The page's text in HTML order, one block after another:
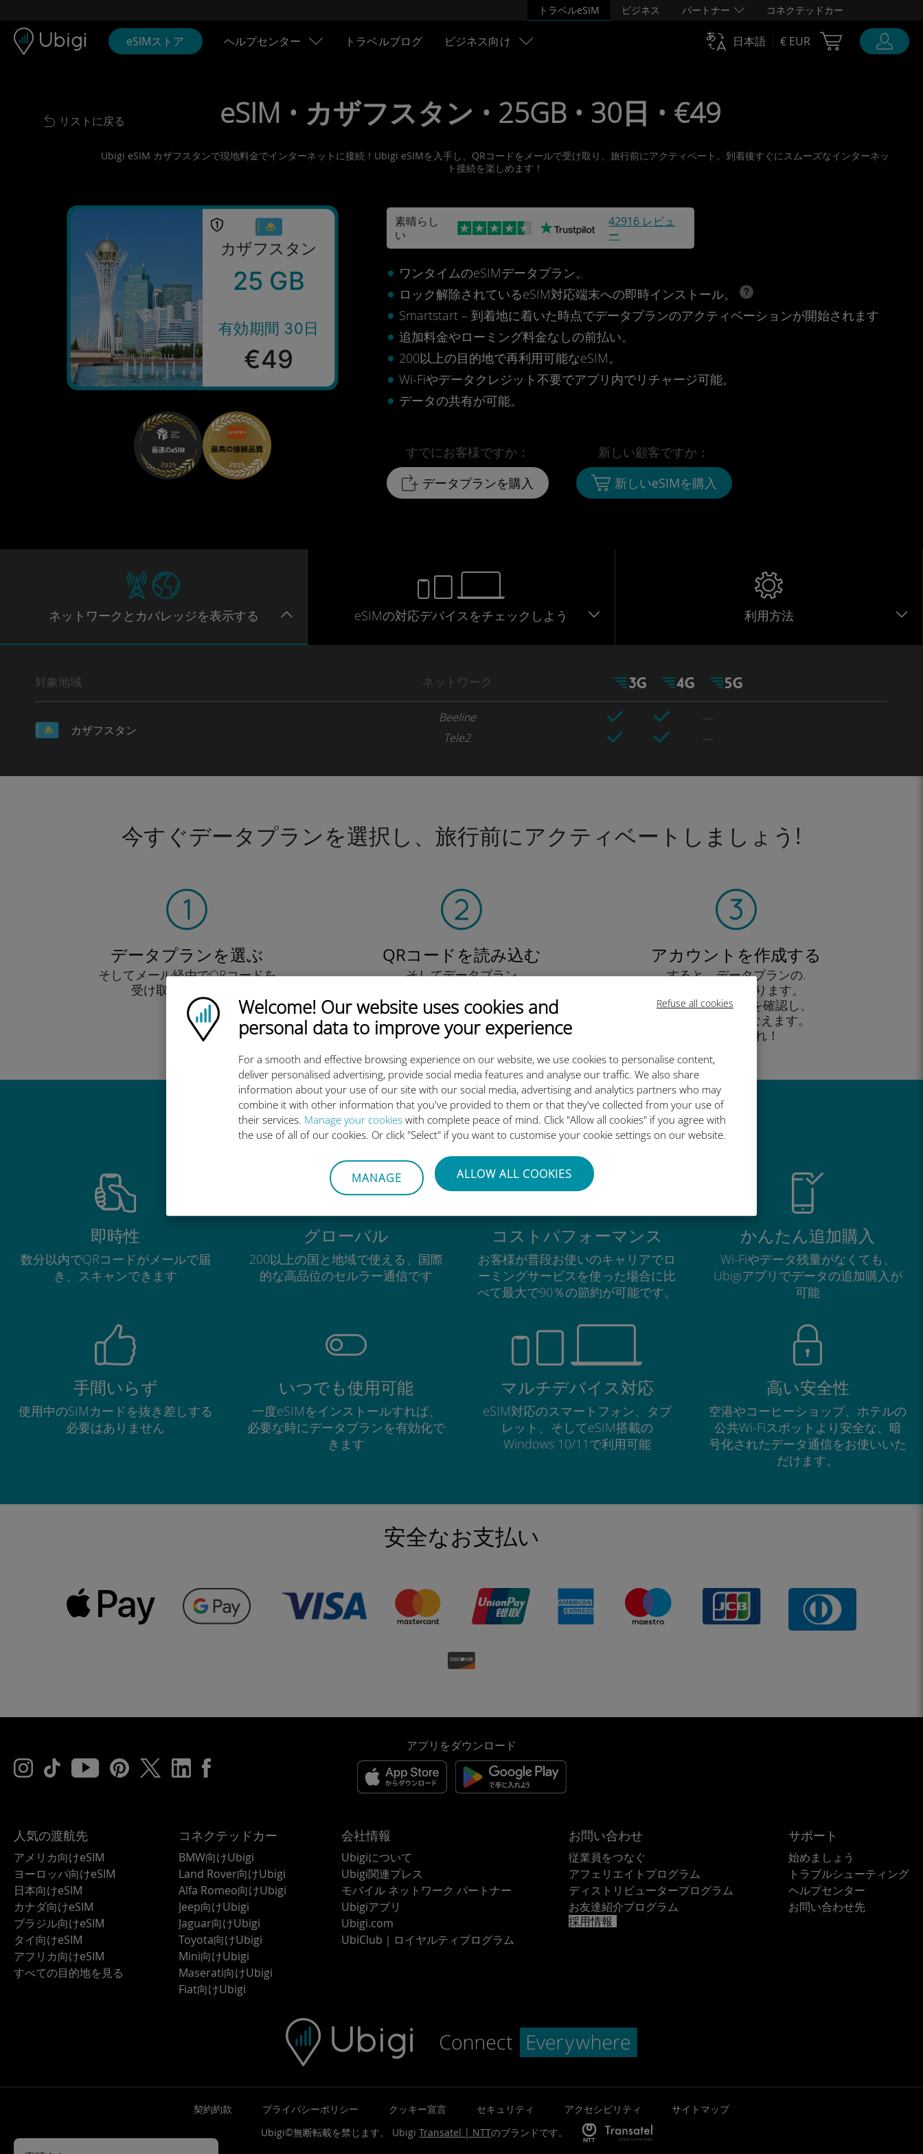
Refuse all cookies
Ubigi logo
Welcome! Our website uses cookies and
personal data to improve your experience
For a smooth and effective browsing experience on our website, we use cookies to personalise content,
deliver personalised advertising, provide social media features and analyse our traffic. We also share
information about your use of our site with our social media, advertising and analytics partners who may
combine it with other information that you've provided to them or that they've collected from your use of
their services. Manage your cookies with complete peace of mind. Click "Allow all cookies" if you agree with
the use of all of our cookies. Or click "Select" if you want to customise your cookie settings on our website.
MANAGE ALLOW ALL COOKIES
トラベルeSIM ビジネス パートナー コネクテッドカー
eSIMストア ヘルプセンター トラベルブログ ビジネス向け 日本語 € EUR Cart Ubigi
Back to list
リストに戻る eSIM • カザフスタン • 25GB • 30日 • €49
Ubigi eSIM カザフスタンで現地料金でインターネットに接続！Ubigi eSIMを入手し、QRコードをメールで受け取り、旅行前にアクティベート。到着後すぐにスムーズなインターネッ
ト接続を楽しめます！
カザフスタン
25 GB
有効期間 30日
€49
素晴らし
い
42916 レビュ
ー
ワンタイムのeSIMデータプラン。
ロック解除されているeSIM対応端末への即時インストール。
Smartstart – 到着地に着いた時点でデータプランのアクティベーションが開始されます
追加料金やローミング料金なしの前払い。
200以上の目的地で再利用可能なeSIM。
Wi-Fiやデータクレジット不要でアプリ内でリチャージ可能。
データの共有が可能。
すでにお客様ですか：
データプランを購入
新しい顧客ですか：
新しいeSIMを購入
ネットワークとカバレッジを表示する eSIMの対応デバイスをチェックしよう 利用方法
対象地域 ネットワーク
カザフスタン
Beeline
Tele2
今すぐデータプランを選択し、旅行前にアクティベートしましょう!
データプランを選ぶ
そしてメール経由でQRコードを
受け取りましょう！
早い！
QRコードを読み込む
そしてデータプラン
Ubigi eSIMをインストールしま
しょう シンプル！
アカウントを作成する
すると、データプランの.
使用が可能となります。
外出先 から残高を確認し、
追加購入がおこなえます。
お楽しみあれ！
Ubigi International eSIMがすごい理由
即時性
数分以内でQRコードがメールで届
き、スキャンできます
グローバル
200以上の国と地域で使える、国際
的な高品位のセルラー通信です
コストパフォーマンス
お客様が普段お使いのキャリアでロ
ーミングサービスを使った場合に比
べて最大で90％の節約が可能です。
かんたん追加購入
Wi-Fiやデータ残量がなくても、
Ubigiアプリでデータの追加購入が
可能
手間いらず
使用中のSIMカードを抜き差しする
必要はありません
いつでも使用可能
一度eSIMをインストールすれば、
必要な時にデータプランを有効化で
きます
マルチデバイス対応
eSIM対応のスマートフォン、タブ
レット、そしてeSIM搭載の
Windows 10/11で利用可能
高い安全性
空港やコーヒーショップ、ホテルの
公共Wi-Fiスポットより安全な、暗
号化されたデータ通信をお使いいた
だけます。
安全なお支払い
アプリをダウンロード
人気の渡航先
アメリカ向けeSIM
ヨーロッパ向けeSIM
日本向けeSIM
カナダ向けeSIM
ブラジル向けeSIM
タイ向けeSIM
アフリカ向けeSIM
すべての目的地を見る
コネクテッドカー
BMW向けUbigi
Land Rover向けUbigi
Alfa Romeo向けUbigi
Jeep向けUbigi
Jaguar向けUbigi
Toyota向けUbigi
Mini向けUbigi
Maserati向けUbigi
Fiat向けUbigi
会社情報
Ubigiについて
Ubigi関連プレス
モバイル ネットワーク パートナー
Ubigiアプリ
Ubigi.com
UbiClub｜ロイヤルティプログラム
お問い合わせ
従業員をつなぐ
アフェリエイトプログラム
ディストリビュータープログラム
お友達紹介プログラム
採用情報
サポート
始めましょう
トラブルシューティング
ヘルプセンター
お問い合わせ先
契約約款 プライバシーポリシー クッキー宣言 セキュリティ アクセシビリティ
サイトマップ
Ubigi©無断転載を禁じます。 UbigiTransatel | NTTのブランドです。